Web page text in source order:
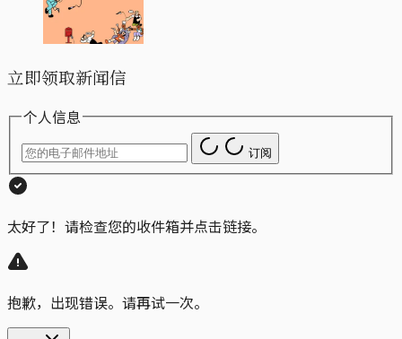
立即领取新闻信
个人信息
订阅
太好了！请检查您的收件箱并点击链接。
抱歉，出现错误。请再试一次。